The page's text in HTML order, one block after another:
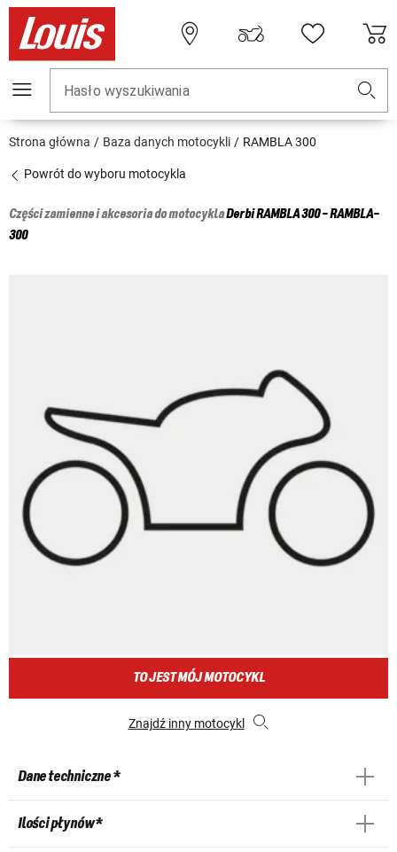
Hasło wyszukiwania
Strona główna Baza danych motocykli RAMBLA 300
Powrót do wyboru motocykla
Części zamienne i akcesoria do motocyklaDerbiRAMBLA 300 - RAMBLA-
300
TO JEST MÓJ MOTOCYKL
Znajdź inny motocykl
Dane techniczne *
Ilości płynów *